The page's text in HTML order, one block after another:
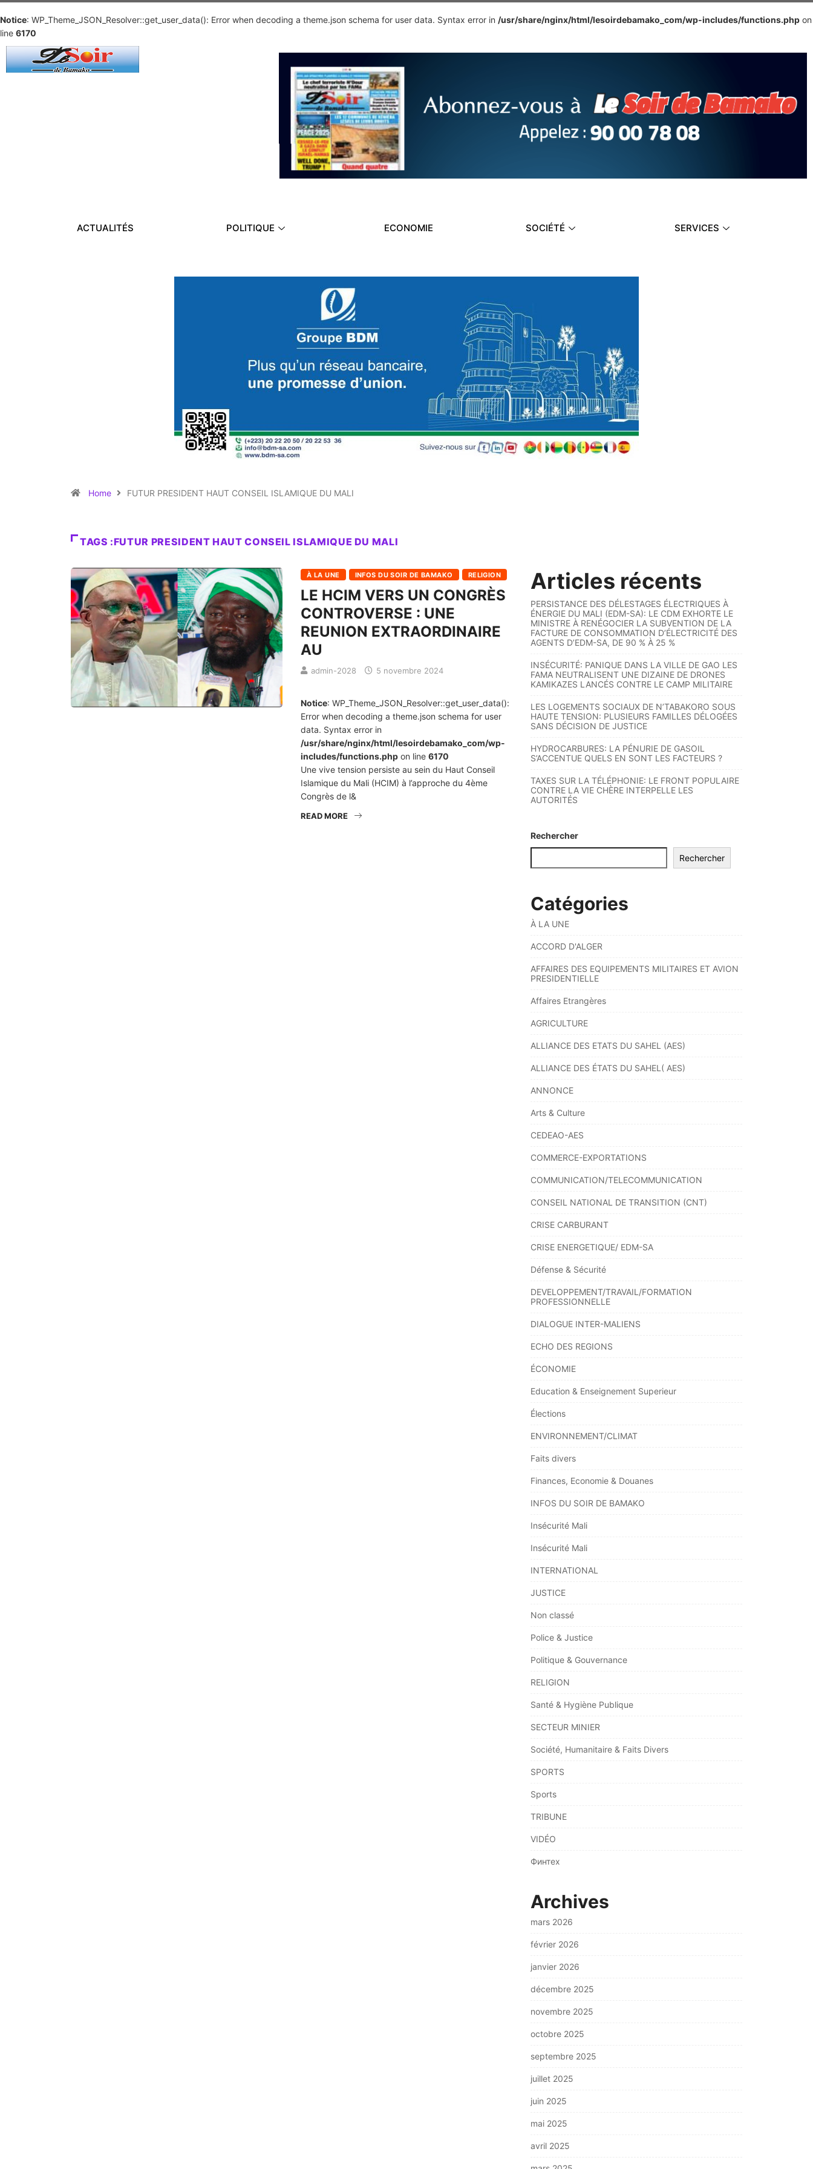
Notice: WP_Theme_JSON_Resolver::get_user_data(): Error when decoding a theme.json schema for user data. Syntax error in /usr/share/nginx/html/lesoirdebamako_com/wp-includes/functions.php on
line 6170
ACTUALITÉS POLITIQUE ECONOMIE SOCIÉTÉ SERVICES
Home FUTUR PRESIDENT HAUT CONSEIL ISLAMIQUE DU MALI
TAGS :FUTUR PRESIDENT HAUT CONSEIL ISLAMIQUE DU MALI
À LA UNE INFOS DU SOIR DE BAMAKO RELIGION
LE HCIM VERS UN CONGRÈS
CONTROVERSE : UNE
REUNION EXTRAORDINAIRE
AU
admin-2028 5 novembre 2024
Notice: WP_Theme_JSON_Resolver::get_user_data():
Error when decoding a theme.json schema for user
data. Syntax error in
/usr/share/nginx/html/lesoirdebamako_com/wp-
includes/functions.php on line 6170
Une vive tension persiste au sein du Haut Conseil
Islamique du Mali (HCIM) à l’approche du 4ème
Congrès de l&
READ MORE
Articles récents
PERSISTANCE DES DÉLESTAGES ÉLECTRIQUES À
ÉNERGIE DU MALI (EDM-SA): LE CDM EXHORTE LE
MINISTRE À RENÉGOCIER LA SUBVENTION DE LA
FACTURE DE CONSOMMATION D’ÉLECTRICITÉ DES
AGENTS D’EDM-SA, DE 90 % À 25 %
INSÉCURITÉ: PANIQUE DANS LA VILLE DE GAO LES
FAMA NEUTRALISENT UNE DIZAINE DE DRONES
KAMIKAZES LANCÉS CONTRE LE CAMP MILITAIRE
LES LOGEMENTS SOCIAUX DE N’TABAKORO SOUS
HAUTE TENSION: PLUSIEURS FAMILLES DÉLOGÉES
SANS DÉCISION DE JUSTICE
HYDROCARBURES: LA PÉNURIE DE GASOIL
S’ACCENTUE QUELS EN SONT LES FACTEURS ?
TAXES SUR LA TÉLÉPHONIE: LE FRONT POPULAIRE
CONTRE LA VIE CHÈRE INTERPELLE LES
AUTORITÉS
Rechercher
Rechercher
Catégories
À LA UNE
ACCORD D'ALGER
AFFAIRES DES EQUIPEMENTS MILITAIRES ET AVION
PRESIDENTIELLE
Affaires Etrangères
AGRICULTURE
ALLIANCE DES ETATS DU SAHEL (AES)
ALLIANCE DES ÉTATS DU SAHEL( AES)
ANNONCE
Arts & Culture
CEDEAO-AES
COMMERCE-EXPORTATIONS
COMMUNICATION/TELECOMMUNICATION
CONSEIL NATIONAL DE TRANSITION (CNT)
CRISE CARBURANT
CRISE ENERGETIQUE/ EDM-SA
Défense & Sécurité
DEVELOPPEMENT/TRAVAIL/FORMATION
PROFESSIONNELLE
DIALOGUE INTER-MALIENS
ECHO DES REGIONS
ÉCONOMIE
Education & Enseignement Superieur
Élections
ENVIRONNEMENT/CLIMAT
Faits divers
Finances, Economie & Douanes
INFOS DU SOIR DE BAMAKO
Insécurité Mali
Insécurité Mali
INTERNATIONAL
JUSTICE
Non classé
Police & Justice
Politique & Gouvernance
RELIGION
Santé & Hygiène Publique
SECTEUR MINIER
Société, Humanitaire & Faits Divers
SPORTS
Sports
TRIBUNE
VIDÉO
Финтех
Archives
mars 2026
février 2026
janvier 2026
décembre 2025
novembre 2025
octobre 2025
septembre 2025
juillet 2025
juin 2025
mai 2025
avril 2025